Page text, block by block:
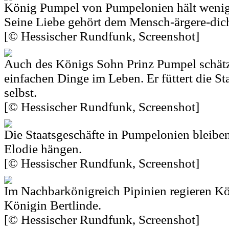
König Pumpel von Pumpelonien hält
Seine Liebe gehört dem Mensch-ärgere-
[© Hessischer Rundfunk, Screenshot]
Auch des Königs Sohn Prinz Pumpel
einfachen Dinge im Leben. Er füttert die
selbst.
[© Hessischer Rundfunk, Screenshot]
Die Staatsgeschäfte in Pumpelonien
Elodie hängen.
[© Hessischer Rundfunk, Screenshot]
Im Nachbarkönigreich Pipinien regieren
Königin Bertlinde.
[© Hessischer Rundfunk, Screenshot]